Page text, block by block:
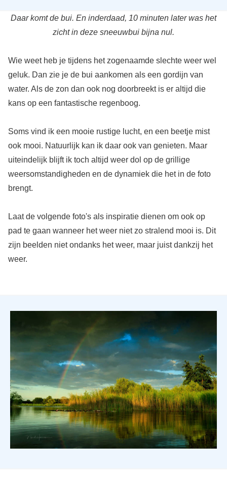
Daar komt de bui. En inderdaad, 10 minuten later was het
zicht in deze sneeuwbui bijna nul.
Wie weet heb je tijdens het zogenaamde slechte weer wel
geluk. Dan zie je de bui aankomen als een gordijn van
water. Als de zon dan ook nog doorbreekt is er altijd die
kans op een fantastische regenboog.
Soms vind ik een mooie rustige lucht, en een beetje mist
ook mooi. Natuurlijk kan ik daar ook van genieten. Maar
uiteindelijk blijft ik toch altijd weer dol op de grillige
weersomstandigheden en de dynamiek die het in de foto
brengt.
Laat de volgende foto's als inspiratie dienen om ook op
pad te gaan wanneer het weer niet zo stralend mooi is. Dit
zijn beelden niet ondanks het weer, maar juist dankzij het
weer.